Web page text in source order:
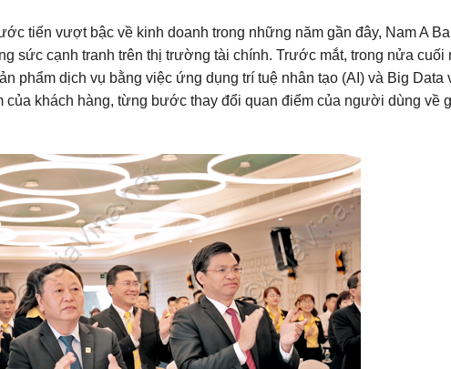
tiến vượt bậc về kinh doanh trong những năm gần đây, Nam A
sức cạnh tranh trên thị trường tài chính. Trước mắt, trong nửa cuối
phẩm dịch vụ bằng việc ứng dụng trí tuệ nhân tạo (AI) và Big
của khách hàng, từng bước thay đổi quan điểm của người dùng về